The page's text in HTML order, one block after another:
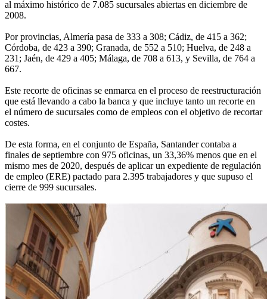
al máximo histórico de 7.085 sucursales abiertas en diciembre de
2008.
Por provincias, Almería pasa de 333 a 308; Cádiz, de 415 a 362;
Córdoba, de 423 a 390; Granada, de 552 a 510; Huelva, de 248 a
231; Jaén, de 429 a 405; Málaga, de 708 a 613, y Sevilla, de 764 a
667.
Este recorte de oficinas se enmarca en el proceso de reestructuración
que está llevando a cabo la banca y que incluye tanto un recorte en
el número de sucursales como de empleos con el objetivo de recortar
costes.
De esta forma, en el conjunto de España, Santander contaba a
finales de septiembre con 975 oficinas, un 33,36% menos que en el
mismo mes de 2020, después de aplicar un expediente de regulación
de empleo (ERE) pactado para 2.395 trabajadores y que supuso el
cierre de 999 sucursales.